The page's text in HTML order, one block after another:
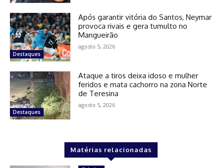
Destaques
Após garantir vitória do Santos, Neymar
provoca rivais e gera tumulto no
Mangueirão
agosto 5, 2026
Destaques
Ataque a tiros deixa idoso e mulher
feridos e mata cachorro na zona Norte
de Teresina
agosto 5, 2026
Matérias relacionadas